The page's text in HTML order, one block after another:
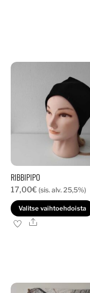
RIBBIPIPO
17,00€ (sis. alv. 25,5%)
Valitse vaihtoehdoista
Ale